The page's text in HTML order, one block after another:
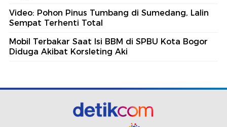
Video: Pohon Pinus Tumbang di Sumedang, Lalin
Sempat Terhenti Total
Mobil Terbakar Saat Isi BBM di SPBU Kota Bogor
Diduga Akibat Korsleting Aki